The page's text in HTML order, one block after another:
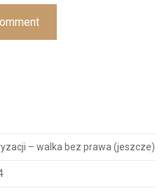
– walka bez prawa (jeszcze)